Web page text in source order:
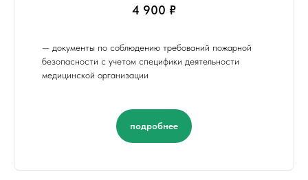
4 900 ₽
— документы по соблюдению требований пожарной
безопасности с учетом специфики деятельности
медицинской организации
подробнее